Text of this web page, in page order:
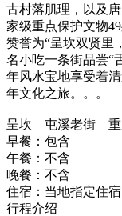
古村落肌理，以及
家级重点保护文物
赞誉为“呈坎双贤里
名小吃一条街品尝“
年风水宝地享受着
年文化之旅。。。
呈坎—屯溪老街—
早餐： 包含
午餐： 不含
晚餐： 不含
住宿： 当地指定住宿
行程介绍